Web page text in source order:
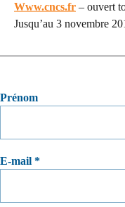
Www.cncs.fr – ouvert
Jusqu’au 3 novembre
Prénom
E-mail *